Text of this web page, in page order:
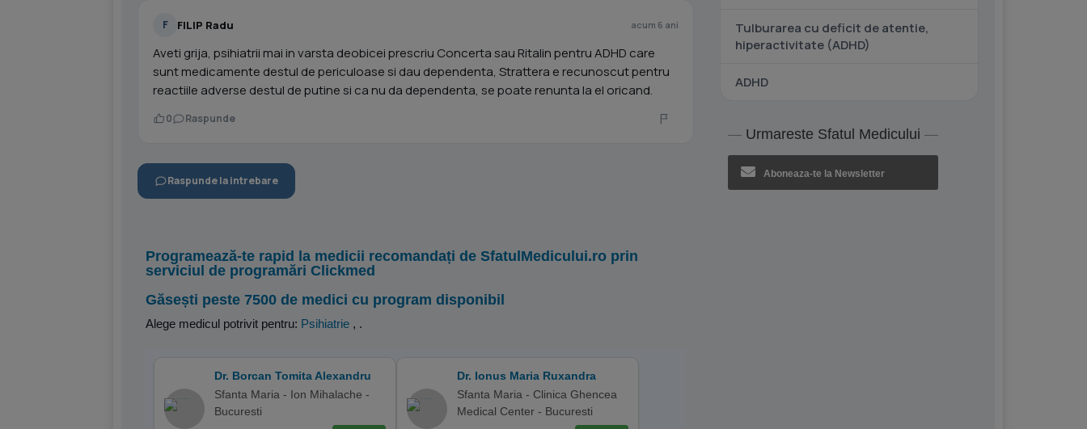
F FILIP Radu acum 6 ani
Aveti grija, psihiatrii mai in varsta deobicei prescriu Concerta sau Ritalin pentru ADHD care
sunt medicamente destul de periculoase si dau dependenta, Strattera e recunoscut pentru
reactiile adverse destul de putine si ca nu da dependenta, se poate renunta la el oricand.
0 Raspunde
Raspunde la intrebare
Programează-te rapid la medicii recomandați de SfatulMedicului.ro prin
serviciul de programări Clickmed
Găsești peste 7500 de medici cu program disponibil
Alege medicul potrivit pentru: Psihiatrie , .
Dr. Borcan Tomita Alexandru
Sfanta Maria - Ion Mihalache -
Bucuresti
Dr. Ionus Maria Ruxandra
Sfanta Maria - Clinica Ghencea
Medical Center - Bucuresti
Tulburarea cu deficit de atentie,
hiperactivitate (ADHD)
ADHD
Urmareste Sfatul Medicului
Aboneaza-te la Newsletter